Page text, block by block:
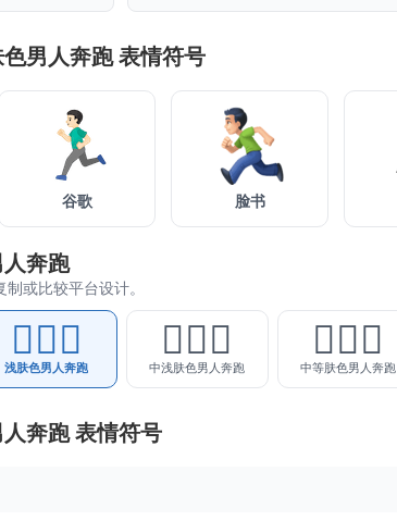
男人奔跑 表情符号
谷歌 脸书
奔跑
或比较平台设计。
🏃🏻‍♂️
浅肤色男人奔跑
🏃🏼‍♂️
中浅肤色男人奔跑
🏃🏽‍♂️
中等肤色男人奔跑
奔跑 表情符号